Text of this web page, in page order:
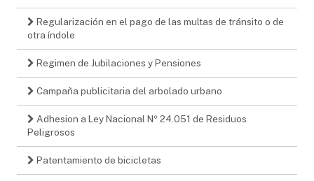
Regularización en el pago de las multas de tránsito o de
otra índole
Regimen de Jubilaciones y Pensiones
Campaña publicitaria del arbolado urbano
Adhesion a Ley Nacional Nº 24.051 de Residuos
Peligrosos
Patentamiento de bicicletas